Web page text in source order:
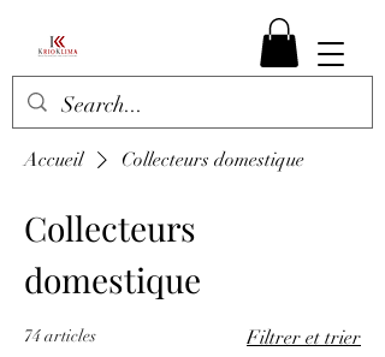
Accueil Collecteurs domestique
Collecteurs
domestique
74 articles Filtrer et trier